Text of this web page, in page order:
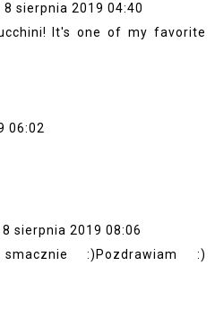
8 sierpnia 2019 04:40
It's one of my favorite
06:02
8 sierpnia 2019 08:06
:)Pozdrawiam :)